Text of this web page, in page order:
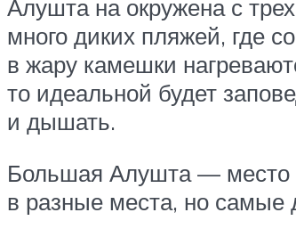
Алушта на окружена с
много диких пляжей, где
в жару камешки
то идеальной будет
и дышать.
Большая Алушта — место
в разные места, но самые